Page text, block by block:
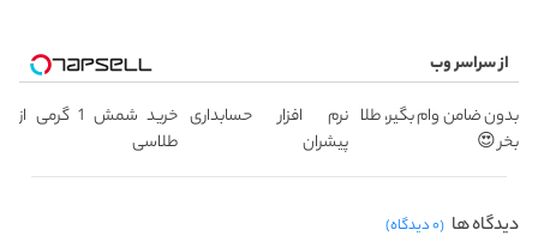
از سراسر وب
بدون ضامن وام بگیر، طلا
بخر 😍
نرم افزار حسابداری
پیشران
خرید شمش 1 گرمی از
طلاسی
دیدگاه ها (۰ دیدگاه)